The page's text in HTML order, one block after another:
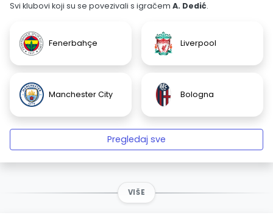
Svi klubovi koji su se povezivali s igračem A. Dedić.
Fenerbahçe Liverpool
Manchester City Bologna
Pregledaj sve
VIŠE